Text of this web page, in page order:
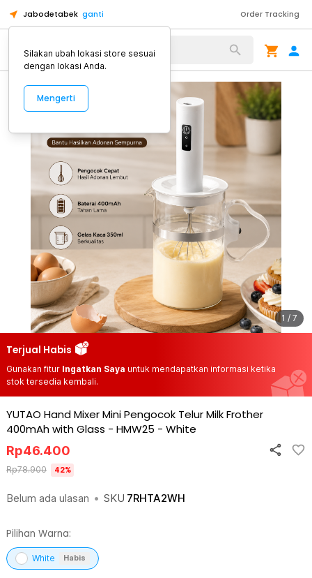
Jabodetabek ganti Order Tracking
Alat Kopi
1 / 7
Terjual Habis
Gunakan fitur Ingatkan Saya untuk mendapatkan informasi ketika
stok tersedia kembali.
YUTAO Hand Mixer Mini Pengocok Telur Milk Frother
400mAh with Glass - HMW25 - White
Belum ada ulasan • SKU 7RHTA2WH
Rp46.400
Rp78.900 42%
Pilihan Warna:
White Habis
Silakan ubah lokasi store sesuai
dengan lokasi Anda.
Mengerti